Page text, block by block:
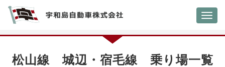
松山線 城辺・宿毛線 乗り場一覧